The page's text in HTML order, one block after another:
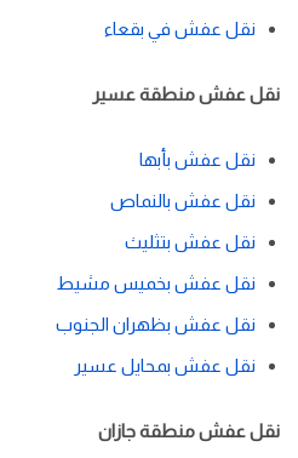
نقل عفش في بقعاء
نقل عفش منطقة عسير
نقل عفش بأبها
نقل عفش بالنماص
نقل عفش بتثليث
نقل عفش بخميس مشيط
نقل عفش بظهران الجنوب
نقل عفش بمحايل عسير
نقل عفش منطقة جازان